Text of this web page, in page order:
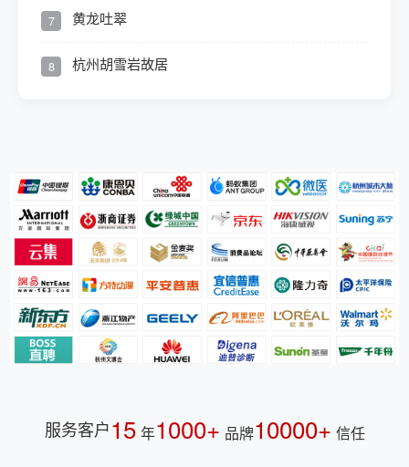
7 黄龙吐翠
8 杭州胡雪岩故居
服务客户15 年1000+ 品牌10000+ 信任